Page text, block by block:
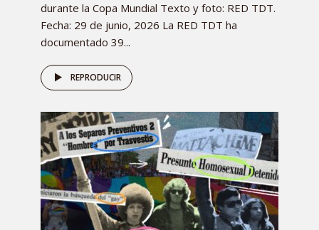
durante la Copa Mundial Texto y foto: RED TDT.
Fecha: 29 de junio, 2026 La RED TDT ha
documentado 39...
REPRODUCIR